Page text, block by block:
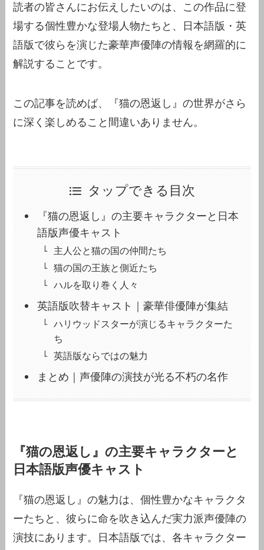
読者の皆さんにお伝えしたいのは、この作品に登
場する個性豊かな登場人物たちと、日本語版・英
語版で彼らを演じた豪華声優陣の情報を網羅的に
解説することです。
この記事を読めば、『猫の恩返し』の世界がさら
に深く楽しめること間違いありません。
タップできる目次
『猫の恩返し』の主要キャラクターと日本
語版声優キャスト
主人公と猫の国の仲間たち
猫の国の王族と側近たち
ハルを取り巻く人々
英語版吹替キャスト｜豪華俳優陣が集結
ハリウッドスターが演じるキャラクターた
ち
英語版ならではの魅力
まとめ｜声優陣の演技が光る不朽の名作
『猫の恩返し』の主要キャラクターと
日本語版声優キャスト
『猫の恩返し』の魅力は、個性豊かなキャラクタ
ーたちと、彼らに命を吹き込んだ実力派声優陣の
演技にあります。日本語版では、各キャラクター